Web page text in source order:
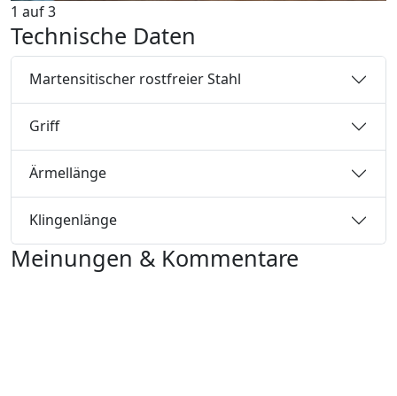
1 auf3
Technische Daten
Martensitischer rostfreier Stahl
Griff
Ärmellänge
Klingenlänge
Meinungen & Kommentare